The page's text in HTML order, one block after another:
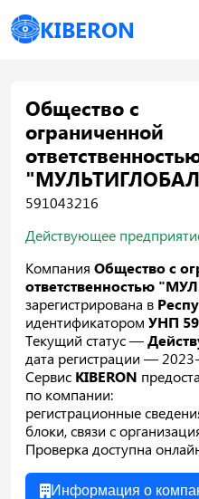
KIBERON
Общество с
ограниченной
591043216
Действующее
Компания Общество с
ответственностью
зарегистрирована в
идентификатором УНП
Текущий статус —
дата регистрации —
Сервис KIBERON
по компании:
регистрационные
блоки, связи с
Проверка доступна
Информация о